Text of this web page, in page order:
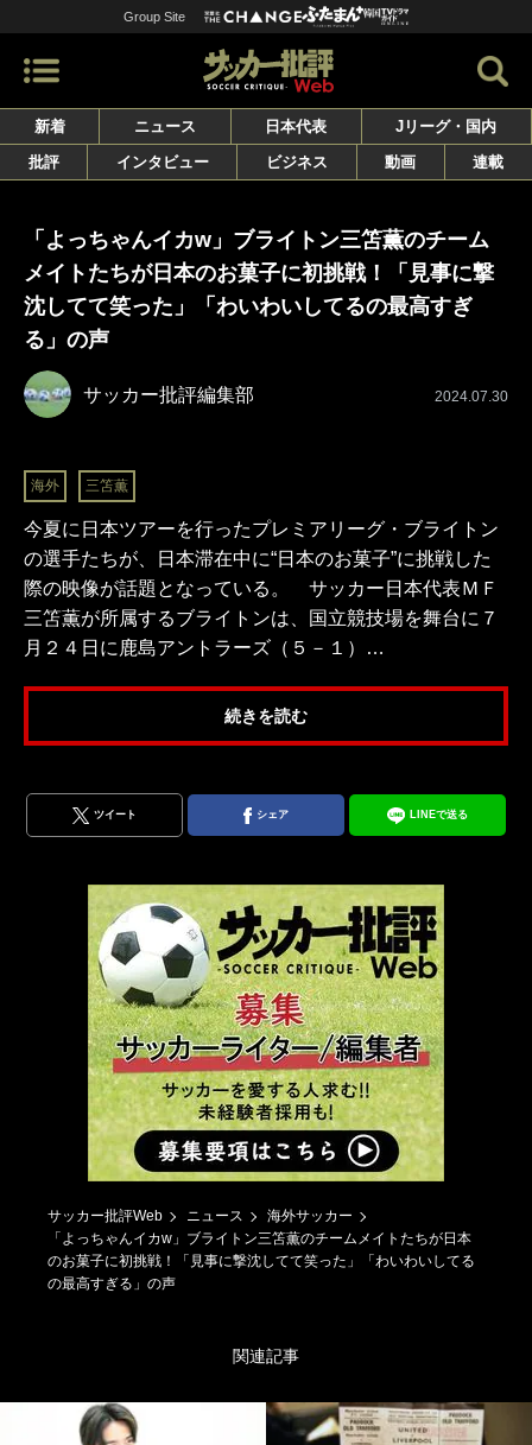
Group Site
新着 ニュース 日本代表
Jリーグ・国内
批評
インタビュー ビジネス 動画 連載
「よっちゃんイカw」ブライトン三笘薫のチーム
メイトたちが日本のお菓子に初挑戦！「見事に撃
沈してて笑った」「わいわいしてるの最高すぎ
る」の声
サッカー批評編集部 2024.07.30
海外 三笘薫
今夏に日本ツアーを行ったプレミアリーグ・ブライトン
の選手たちが、日本滞在中に“日本のお菓子”に挑戦した
際の映像が話題となっている。 サッカー日本代表ＭＦ
三笘薫が所属するブライトンは、国立競技場を舞台に７
月２４日に鹿島アントラーズ（５－１）…
続きを読む
ツイート シェア LINEで送る
サッカー批評Web ニュース
海外サッカー
「よっちゃんイカw」ブライトン三笘薫のチームメイトたちが日本
のお菓子に初挑戦！「見事に撃沈してて笑った」「わいわいしてる
の最高すぎる」の声
関連記事